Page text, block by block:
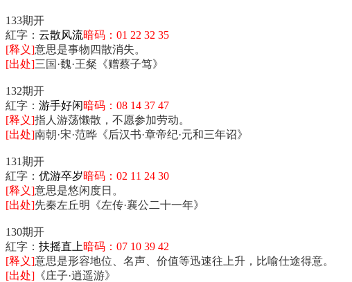
133期开
紅字： 云散风流暗码：01 22 32 35
[释义]意思是事物四散消失。
[出处]三国·魏·王粲《赠蔡子笃》
132期开
紅字： 游手好闲暗码：08 14 37 47
[释义]指人游荡懒散，不愿参加劳动。
[出处]南朝·宋·范晔《后汉书·章帝纪·元和三年诏》
131期开
紅字： 优游卒岁暗码：02 11 24 30
[释义]意思是悠闲度日。
[出处]先秦左丘明《左传·襄公二十一年》
130期开
紅字： 扶摇直上暗码：07 10 39 42
[释义]意思是形容地位、名声、价值等迅速往上升，比喻仕途得意。
[出处] 《庄子·逍遥游》